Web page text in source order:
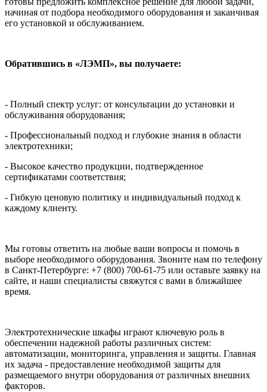
начиная от подбора необходимого оборудования и заканчивая
его установкой и обслуживанием.
Обратившись в «ЛЭМП», вы получаете:
- Полный спектр услуг: от консультации до установки и
обслуживания оборудования;
- Профессиональный подход и глубокие знания в области
электротехники;
- Высокое качество продукции, подтвержденное
сертификатами соответствия;
- Гибкую ценовую политику и индивидуальный подход к
каждому клиенту.
Мы готовы ответить на любые ваши вопросы и помочь в
выборе необходимого оборудования. Звоните нам по телефону
в Санкт-Петербурге: +7 (800) 700-61-75 или оставьте заявку на
сайте, и наши специалисты свяжутся с вами в ближайшее
время.
Электротехнические шкафы играют ключевую роль в
обеспечении надежной работы различных систем:
автоматизации, мониторинга, управления и защиты. Главная
их задача - предоставление необходимой защиты для
размещаемого внутри оборудования от различных внешних
факторов.